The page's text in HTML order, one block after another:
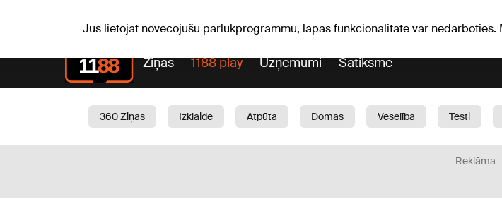
Jūs lietojat novecojušu pārlūkprogrammu, lapas funkcionalitāte var
Ziņas 1188 play Uzņēmumi Satiksme
360 Ziņas Izklaide Atpūta Domas Veselība Testi
Reklāma